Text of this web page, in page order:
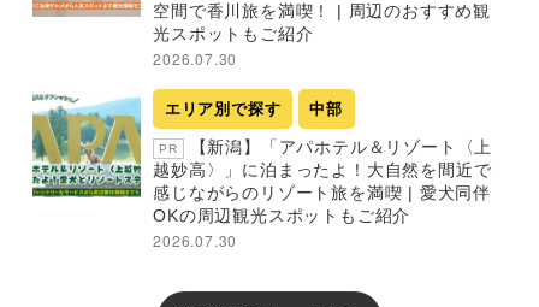
空間で香川旅を満喫！ | 周辺のおすすめ観
光スポットもご紹介
2026.07.30
エリア別で探す 中部
PR
【新潟】「アパホテル＆リゾート〈上
越妙高〉」に泊まったよ！大自然を間近で
感じながらのリゾート旅を満喫 | 愛犬同伴
OKの周辺観光スポットもご紹介
2026.07.30